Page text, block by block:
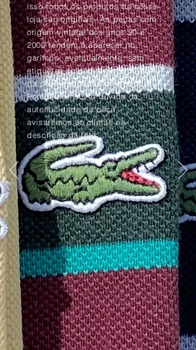
isso todos os produtos da nossa
loja são originais. As peças com
origem vintage dos anos 90 e
2000 tendem à aparecer no
garimpo, eventualmente, sem
etiquetas ou com as informações
da peça apagadas pelo tempo.
Porém, se houver dúvida da
autenticidade da peça,
avisaremos ao cliente na
descrição da foto.